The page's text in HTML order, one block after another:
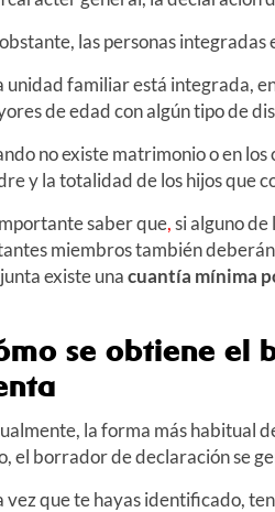
las personas
unidad familiar está integrada,
de edad con algún tipo de
no existe matrimonio o en
y la totalidad de los hijos que
saber que,si alguno
miembros también
existe unacuantía mínima
se obtiene el
la forma más habitual
el borrador de declaración se
vez que te hayas identificado,